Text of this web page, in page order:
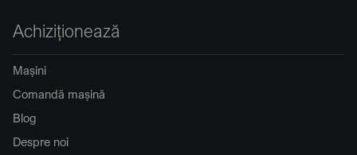
Achiziționează
Mașini
Comandă mașină
Blog
Despre noi